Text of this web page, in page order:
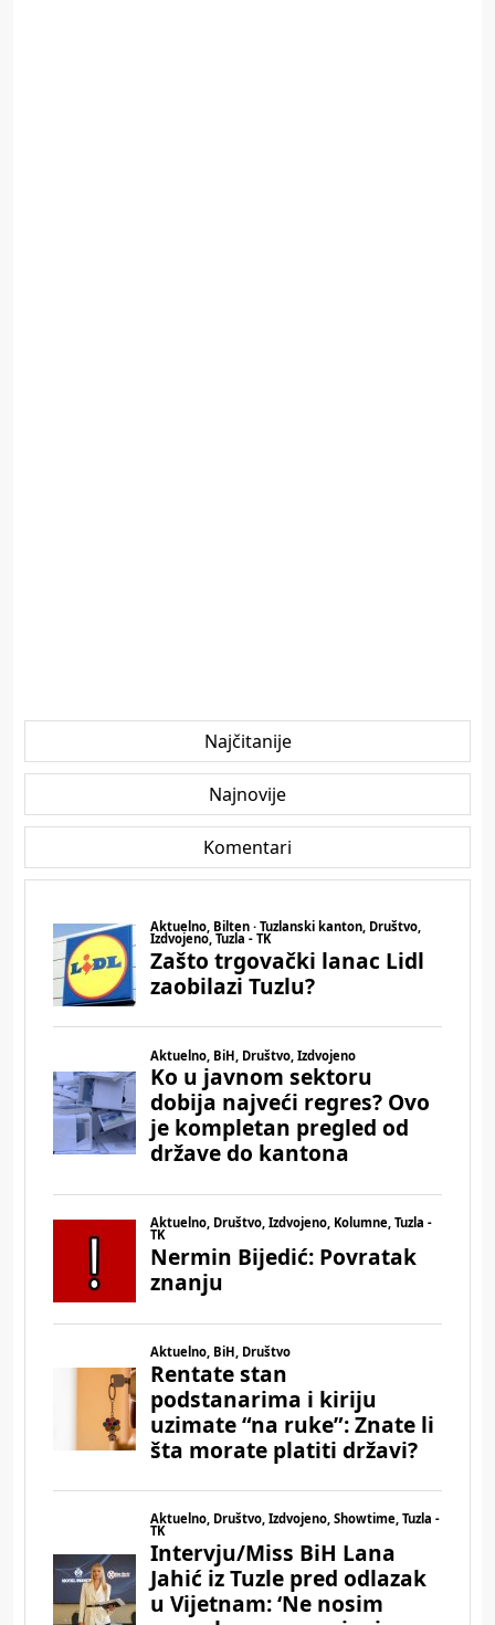
Najčitanije
Najnovije
Komentari